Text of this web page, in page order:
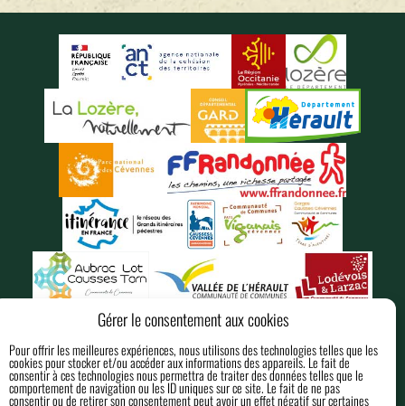
Gérer le consentement aux cookies
Pour offrir les meilleures expériences, nous utilisons des technologies telles que les
cookies pour stocker et/ou accéder aux informations des appareils. Le fait de
consentir à ces technologies nous permettra de traiter des données telles que le
comportement de navigation ou les ID uniques sur ce site. Le fait de ne pas
consentir ou de retirer son consentement peut avoir un effet négatif sur certaines